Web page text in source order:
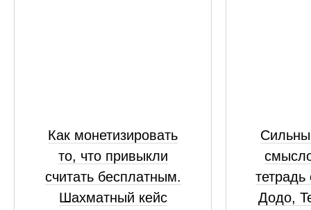
Как монетизировать
то, что привыкли
считать бесплатным.
Шахматный кейс
тетрадь
Додо,